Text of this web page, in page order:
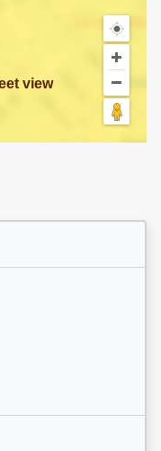
view